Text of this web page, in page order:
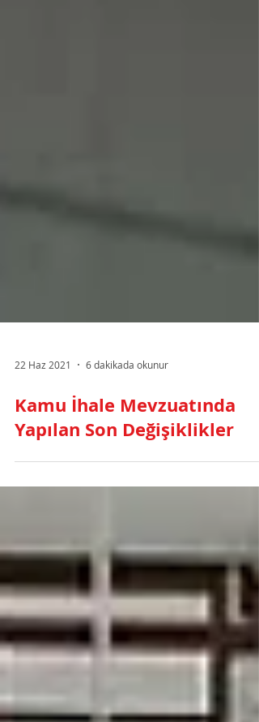
22 Haz 2021 6 dakikada okunur
Kamu İhale Mevzuatında
Yapılan Son Değişiklikler